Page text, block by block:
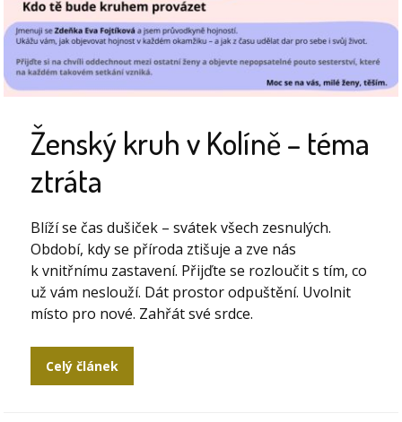
Ženský kruh v Kolíně – téma
ztráta
Blíží se čas dušiček – svátek všech zesnulých.
Období, kdy se příroda ztišuje a zve nás
k vnitřnímu zastavení. Přijďte se rozloučit s tím, co
už vám neslouží. Dát prostor odpuštění. Uvolnit
místo pro nové. Zahřát své srdce.
Celý článek